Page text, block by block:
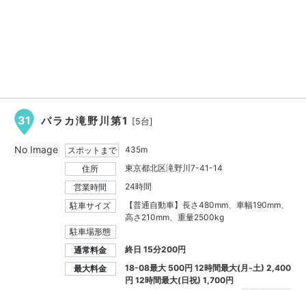
31 パラカ滝野川第1 [5台]
スポットまで
435m
住所
東京都北区滝野川7-41-14
営業時間
24時間
駐車サイズ
【普通自動車】長さ480mm、車幅190mm、
高さ210mm、重量2500kg
駐車場形態
通常料金
終日 15分200円
最大料金
18-08最大 500円12時間最大(月-土)2,400
円12時間最大(日祝)1,700円
No Image